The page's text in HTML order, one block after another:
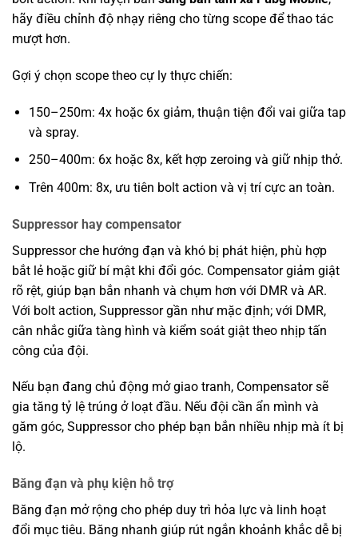
hãy điều chỉnh độ nhạy riêng cho từng scope để thao tác
mượt hơn.
Gợi ý chọn scope theo cự ly thực chiến:
150–250m: 4x hoặc 6x giảm, thuận tiện đổi vai giữa tap
và spray.
250–400m: 6x hoặc 8x, kết hợp zeroing và giữ nhịp thở.
Trên 400m: 8x, ưu tiên bolt action và vị trí cực an toàn.
Suppressor hay compensator
Suppressor che hướng đạn và khó bị phát hiện, phù hợp
bắt lẻ hoặc giữ bí mật khi đổi góc. Compensator giảm giật
rõ rệt, giúp bạn bắn nhanh và chụm hơn với DMR và AR.
Với bolt action, Suppressor gần như mặc định; với DMR,
cân nhắc giữa tàng hình và kiểm soát giật theo nhịp tấn
công của đội.
Nếu bạn đang chủ động mở giao tranh, Compensator sẽ
gia tăng tỷ lệ trúng ở loạt đầu. Nếu đội cần ẩn mình và
găm góc, Suppressor cho phép bạn bắn nhiều nhịp mà ít bị
lộ.
Băng đạn và phụ kiện hỗ trợ
Băng đạn mở rộng cho phép duy trì hỏa lực và linh hoạt
đổi mục tiêu. Băng nhanh giúp rút ngắn khoảnh khắc dễ bị